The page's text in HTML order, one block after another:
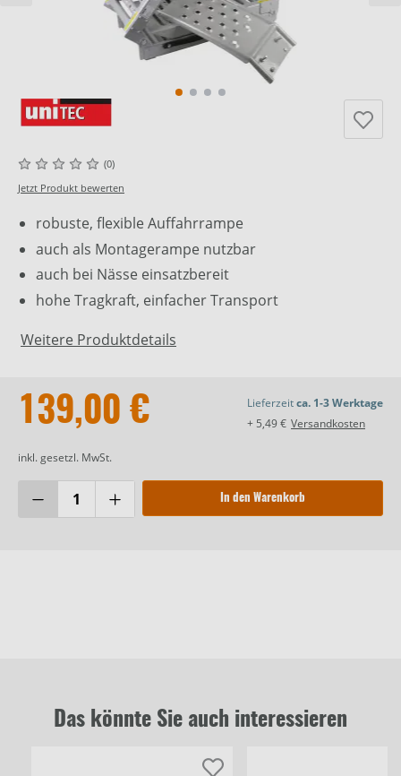
(0)
Jetzt Produkt bewerten
robuste, flexible Auffahrrampe
auch als Montagerampe nutzbar
auch bei Nässe einsatzbereit
hohe Tragkraft, einfacher Transport
Weitere Produktdetails
139,00 €
inkl. gesetzl. MwSt.
Lieferzeitca. 1-3 Werktage
+ 5,49 € Versandkosten
In den Warenkorb
Das könnte Sie auch interessieren